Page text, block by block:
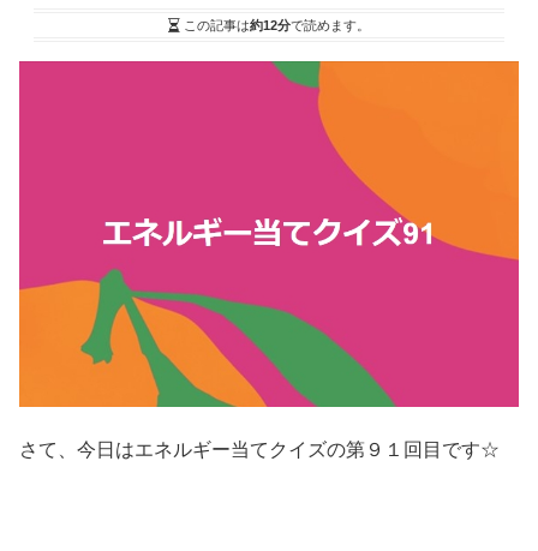
この記事は約12分で読めます。
さて、今日はエネルギー当てクイズの第９１回目です☆